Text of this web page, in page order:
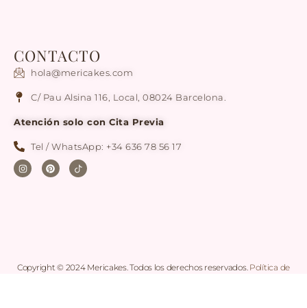
CONTACTO
hola@mericakes.com
C/ Pau Alsina 116, Local, 08024 Barcelona.
Atención solo con Cita Previa
Tel / WhatsApp: +34 636 78 56 17
Copyright © 2024 Mericakes. Todos los derechos reservados. Política de